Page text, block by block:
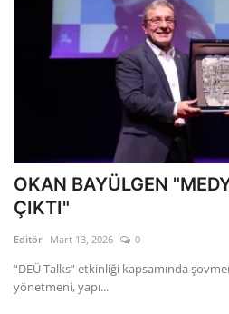
Aktüel Magazin
Hakkımızda
Çevre
Gizlilik Politikası
Reklam ve İşbirliği
OKAN BAYÜLGEN
ÇIKTI"
Editör Mart 13, 2026 0
“DEÜ Talks” etkinliği kapsamında
yönetmeni, yapı...